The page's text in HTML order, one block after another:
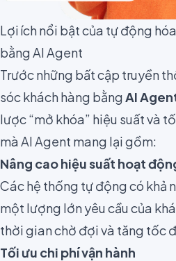
Lợi ích nổi bật của tự động
bằng AI Agent
Trước những bất cập truyền
sóc khách hàng bằngAI
lược “mở khóa” hiệu suất và
mà AI Agent mang lại gồm:
Nâng cao hiệu suất hoạt
Các hệ thống tự động có khả
một lượng lớn yêu cầu của
thời gian chờ đợi và tăng tốc
Tối ưu chi phí vận hành